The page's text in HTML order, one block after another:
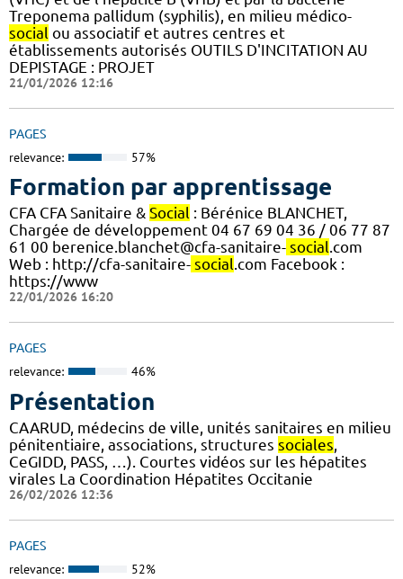
Treponema pallidum (syphilis), en milieu médico-
social ou associatif et autres centres et
établissements autorisés OUTILS D'INCITATION AU
DEPISTAGE : PROJET
21/01/2026 12:16
PAGES
relevance: 57%
Formation par apprentissage
CFA CFA Sanitaire & Social : Bérénice BLANCHET,
Chargée de développement 04 67 69 04 36 / 06 77 87
61 00 berenice.blanchet@cfa-sanitaire- social.com
Web : http://cfa-sanitaire- social.com Facebook :
https://www
22/01/2026 16:20
PAGES
relevance: 46%
Présentation
CAARUD, médecins de ville, unités sanitaires en milieu
pénitentiaire, associations, structures sociales
CeGIDD, PASS, …). Courtes vidéos sur les hépatites
virales La Coordination Hépatites Occitanie
26/02/2026 12:36
PAGES
relevance: 52%